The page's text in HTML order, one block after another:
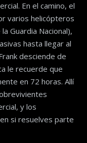
En el camino, el
varios helicópteros
Guardia Nacional),
hasta llegar al
desciende de
le recuerde que
en 72 horas. Allí
y los
si resuelves parte